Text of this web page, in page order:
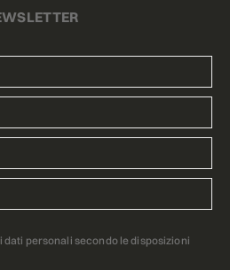
personali secondo le disposizioni